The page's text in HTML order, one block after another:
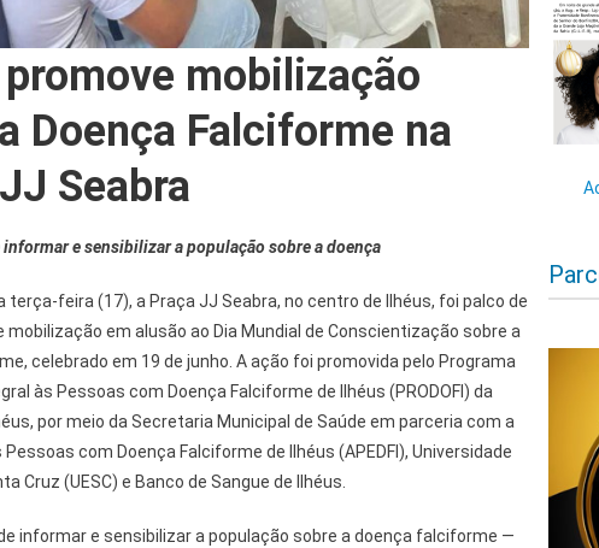
mobilização
Doença Falciforme na
Seabra
e sensibilizar a população sobre a doença
terça-feira (17), a Praça JJ Seabra, no centro de Ilhéus, foi palco de
em alusão ao Dia Mundial de Conscientização sobre a
celebrado em 19 de junho. A ação foi promovida pelo Programa
às Pessoas com Doença Falciforme de Ilhéus (PRODOFI) da
por meio da Secretaria Municipal de Saúde em parceria com a
com Doença Falciforme de Ilhéus (APEDFI), Universidade
Cruz (UESC) e Banco de Sangue de Ilhéus.
informar e sensibilizar a população sobre a doença falciforme —